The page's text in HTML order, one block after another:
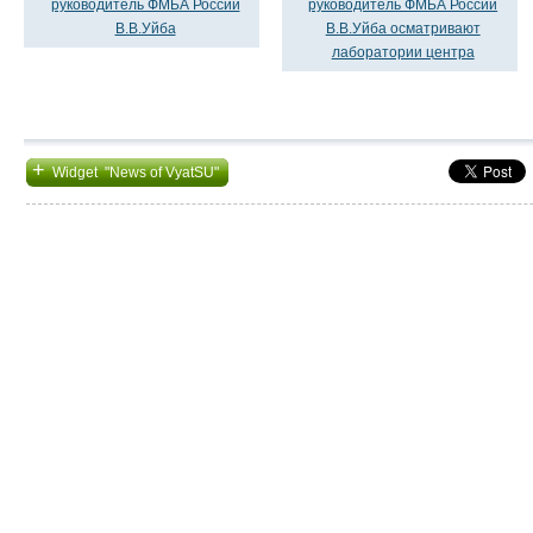
руководитель ФМБА России
В.В.Уйба
руководитель ФМБА России
В.В.Уйба осматривают
лаборатории центра
+Widget "News of VyatSU"